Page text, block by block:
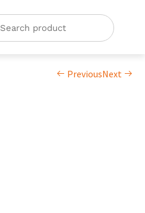
PreviousNext